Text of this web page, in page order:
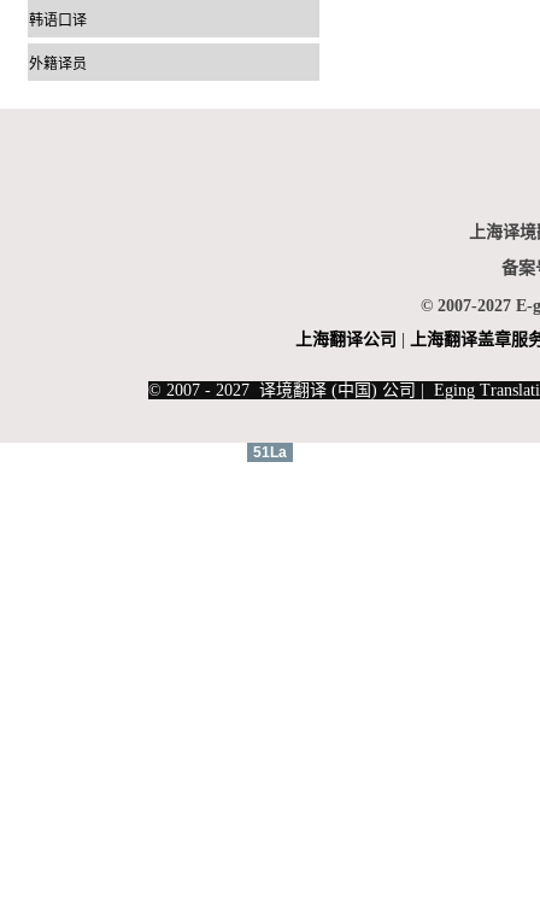
韩语口译
外籍译员
上海译
备案
© 2007-2027 E-
上海翻译公司 上海翻译盖章服
© 2007 - 2027 译境翻译 (中国) 公司 | Eging
51La